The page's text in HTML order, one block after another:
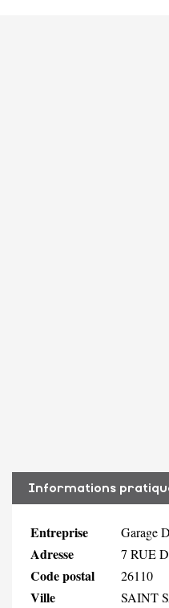
Informations
Entreprise Garage
Adresse 7 RUE
Code postal 26110
Ville SAINT